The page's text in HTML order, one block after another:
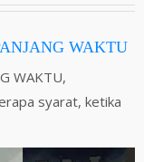
WAKTU
WAKTU,
syarat, ketika